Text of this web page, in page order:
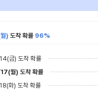
) 도착 확률 96%
금) 도착 확률
월) 도착 확률
화) 도착 확률